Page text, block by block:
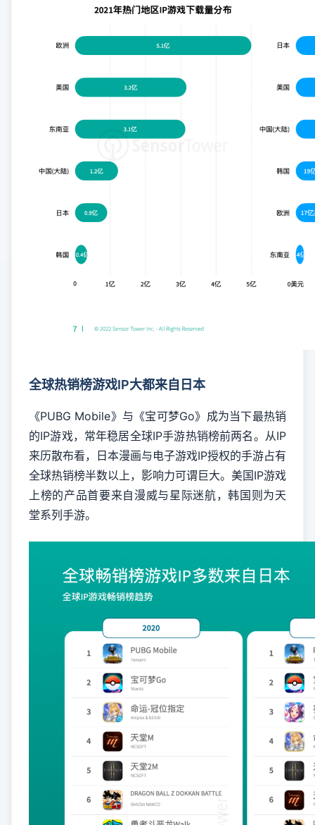
全球热销榜游戏IP大都来自日本
《PUBG Mobile》与《宝可梦Go》成为当下最热销
的IP游戏，常年稳居全球IP手游热销榜前两名。从IP
来历散布看，日本漫画与电子游戏IP授权的手游占有
全球热销榜半数以上，影响力可谓巨大。美国IP游戏
上榜的产品首要来自漫威与星际迷航，韩国则为天
堂系列手游。